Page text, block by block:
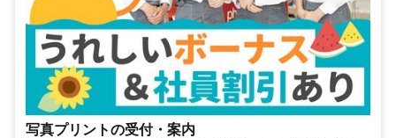
写真プリントの受付・案内